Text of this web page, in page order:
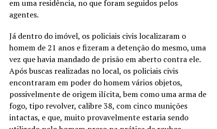
em uma residência, no que foram seguidos pelos
agentes.
Já dentro do imóvel, os policiais civis localizaram o
homem de 21 anos e fizeram a detenção do mesmo, uma
vez que havia mandado de prisão em aberto contra ele.
Após buscas realizadas no local, os policiais civis
encontraram em poder do homem vários objetos,
possivelmente de origem ilícita, bem como uma arma de
fogo, tipo revolver, calibre 38, com cinco munições
intactas, e que, muito provavelmente estaria sendo